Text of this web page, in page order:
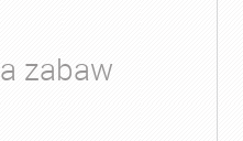
zabaw